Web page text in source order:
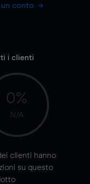
un conto
i clienti
0%
N/A
clienti hanno
su questo